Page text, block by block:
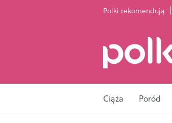
Polki rekomendują
Ciąża Poród